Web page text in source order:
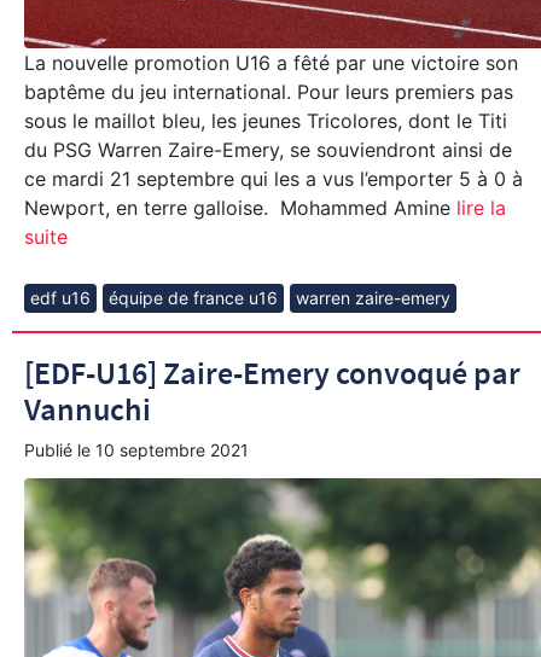
La nouvelle promotion U16 a fêté par une victoire son
baptême du jeu international. Pour leurs premiers pas
sous le maillot bleu, les jeunes Tricolores, dont le Titi
du PSG Warren Zaire-Emery, se souviendront ainsi de
ce mardi 21 septembre qui les a vus l’emporter 5 à 0 à
Newport, en terre galloise. Mohammed Amine lire la
suite
edf u16 équipe de france u16 warren zaire-emery
[EDF-U16] Zaire-Emery convoqué par
Vannuchi
Publié le 10 septembre 2021